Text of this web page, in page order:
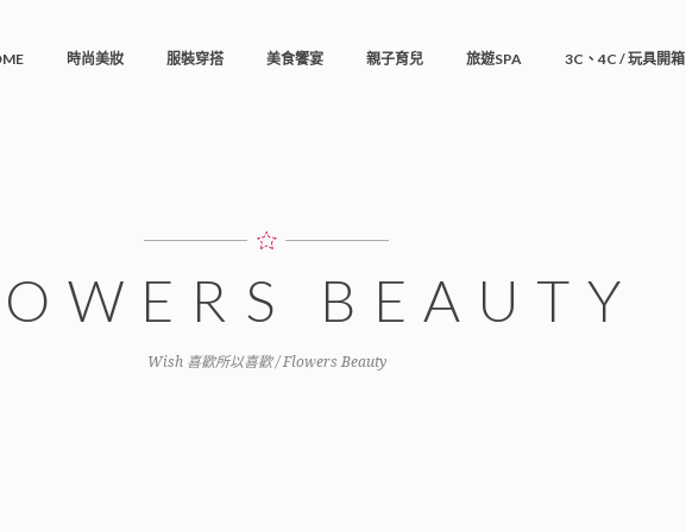
時尚美妝 服裝穿搭 美食饗宴 親子育兒 旅遊SPA 3C、4C / 玩具開箱
BEAUTY
Wish 喜歡所以喜歡/Flowers Beauty